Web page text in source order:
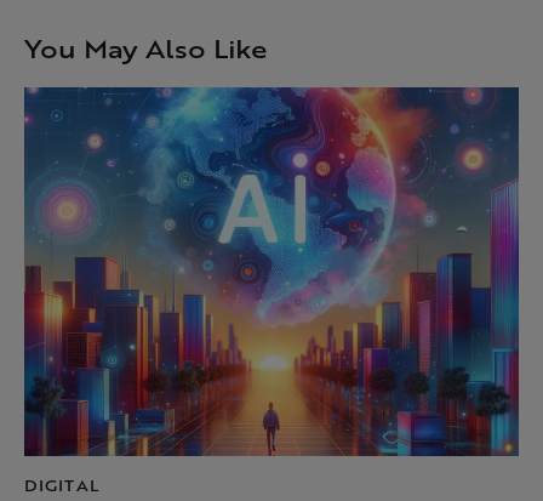
You May Also Like
DIGITAL